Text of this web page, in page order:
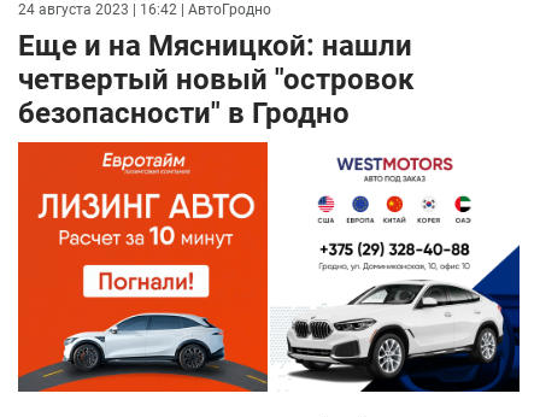
24 августа 2023 | 16:42 | АвтоГродно
Еще и на Мясницкой: нашли
четвертый новый "островок
безопасности" в Гродно